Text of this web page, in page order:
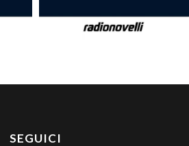
SEGUICI